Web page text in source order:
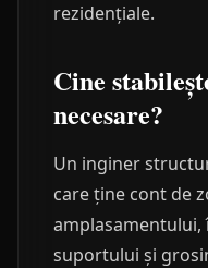
rezidențiale.
Cine
necesare?
Un inginer
care ține cont de
suportului și